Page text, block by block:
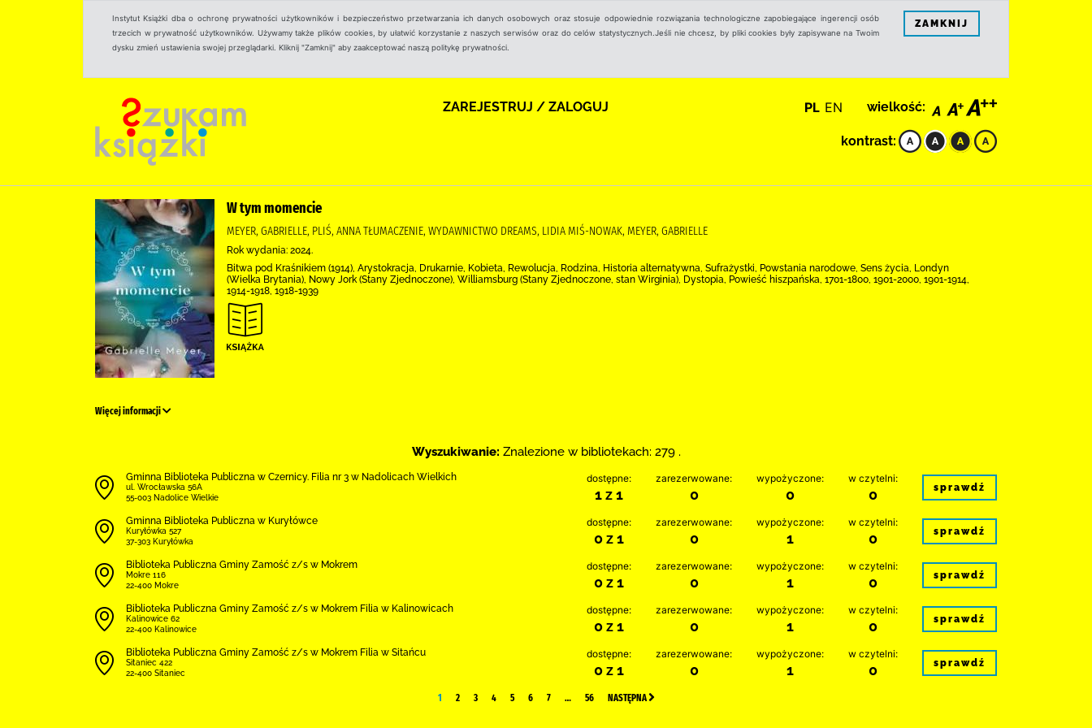
Instytut Książki dba o ochronę prywatności użytkowników i bezpieczeństwo przetwarzania ich danych osobowych oraz stosuje odpowiednie rozwiązania technologiczne zapobiegające ingerencji osób
trzecich w prywatność użytkowników. Używamy także plików cookies, by ułatwić korzystanie z naszych serwisów oraz do celów statystycznych.Jeśli nie chcesz, by pliki cookies były zapisywane na Twoim
dysku zmień ustawienia swojej przeglądarki. Kliknij "Zamknij" aby zaakceptować naszą politykę prywatności.
ZAMKNIJ
ZAREJESTRUJ / ZALOGUJ PL EN wielkość:
kontrast:
W tym momencie
MEYER, GABRIELLE, PLIŚ, ANNA TŁUMACZENIE, WYDAWNICTWO DREAMS, LIDIA MIŚ-NOWAK, MEYER, GABRIELLE
Rok wydania: 2024.
Bitwa pod Kraśnikiem (1914), Arystokracja, Drukarnie, Kobieta, Rewolucja, Rodzina, Historia alternatywna, Sufrażystki, Powstania narodowe, Sens życia, Londyn
(Wielka Brytania), Nowy Jork (Stany Zjednoczone), Williamsburg (Stany Zjednoczone, stan Wirginia), Dystopia, Powieść hiszpańska, 1701-1800, 1901-2000, 1901-1914,
1914-1918, 1918-1939
Więcej informacji
Wyszukiwanie: Znalezione w bibliotekach: 279 .
Gminna Biblioteka Publiczna w Czernicy. Filia nr 3 w Nadolicach Wielkich
ul. Wrocławska 56A
55-003 Nadolice Wielkie
dostępne:
1 z 1
zarezerwowane:
0
wypożyczone:
0
w czytelni:
0 sprawdź
Gminna Biblioteka Publiczna w Kuryłówce
Kuryłówka 527
37-303 Kuryłówka
dostępne:
0 z 1
zarezerwowane:
0
wypożyczone:
1
w czytelni:
0 sprawdź
Biblio­teka Publiczna Gminy Zamość z/s w Mokrem
Mokre 116
22-400 Mokre
dostępne:
0 z 1
zarezerwowane:
0
wypożyczone:
1
w czytelni:
0 sprawdź
Biblio­teka Publiczna Gminy Zamość z/s w Mokrem Filia w Kalinowicach
Kalinowice 62
22-400 Kalinowice
dostępne:
0 z 1
zarezerwowane:
0
wypożyczone:
1
w czytelni:
0 sprawdź
Biblio­teka Publiczna Gminy Zamość z/s w Mokrem Filia w Sitańcu
Sitaniec 422
22-400 Sitaniec
dostępne:
0 z 1
zarezerwowane:
0
wypożyczone:
1
w czytelni:
0 sprawdź
1 2 3 4 5 6 7 … 56 NASTĘPNA